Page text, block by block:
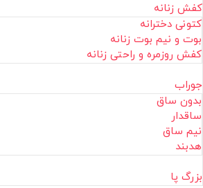
کفش زنانه
کتونی دخترانه
بوت و نیم بوت زنانه
کفش روزمره و راحتی زنانه
جوراب
بدون ساق
ساقدار
نیم ساق
هدبند
بزرگ پا